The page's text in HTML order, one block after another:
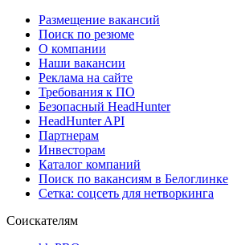
Размещение вакансий
Поиск по резюме
О компании
Наши вакансии
Реклама на сайте
Требования к ПО
Безопасный HeadHunter
HeadHunter API
Партнерам
Инвесторам
Каталог компаний
Поиск по вакансиям в Белоглинке
Сетка: соцсеть для нетворкинга
Соискателям